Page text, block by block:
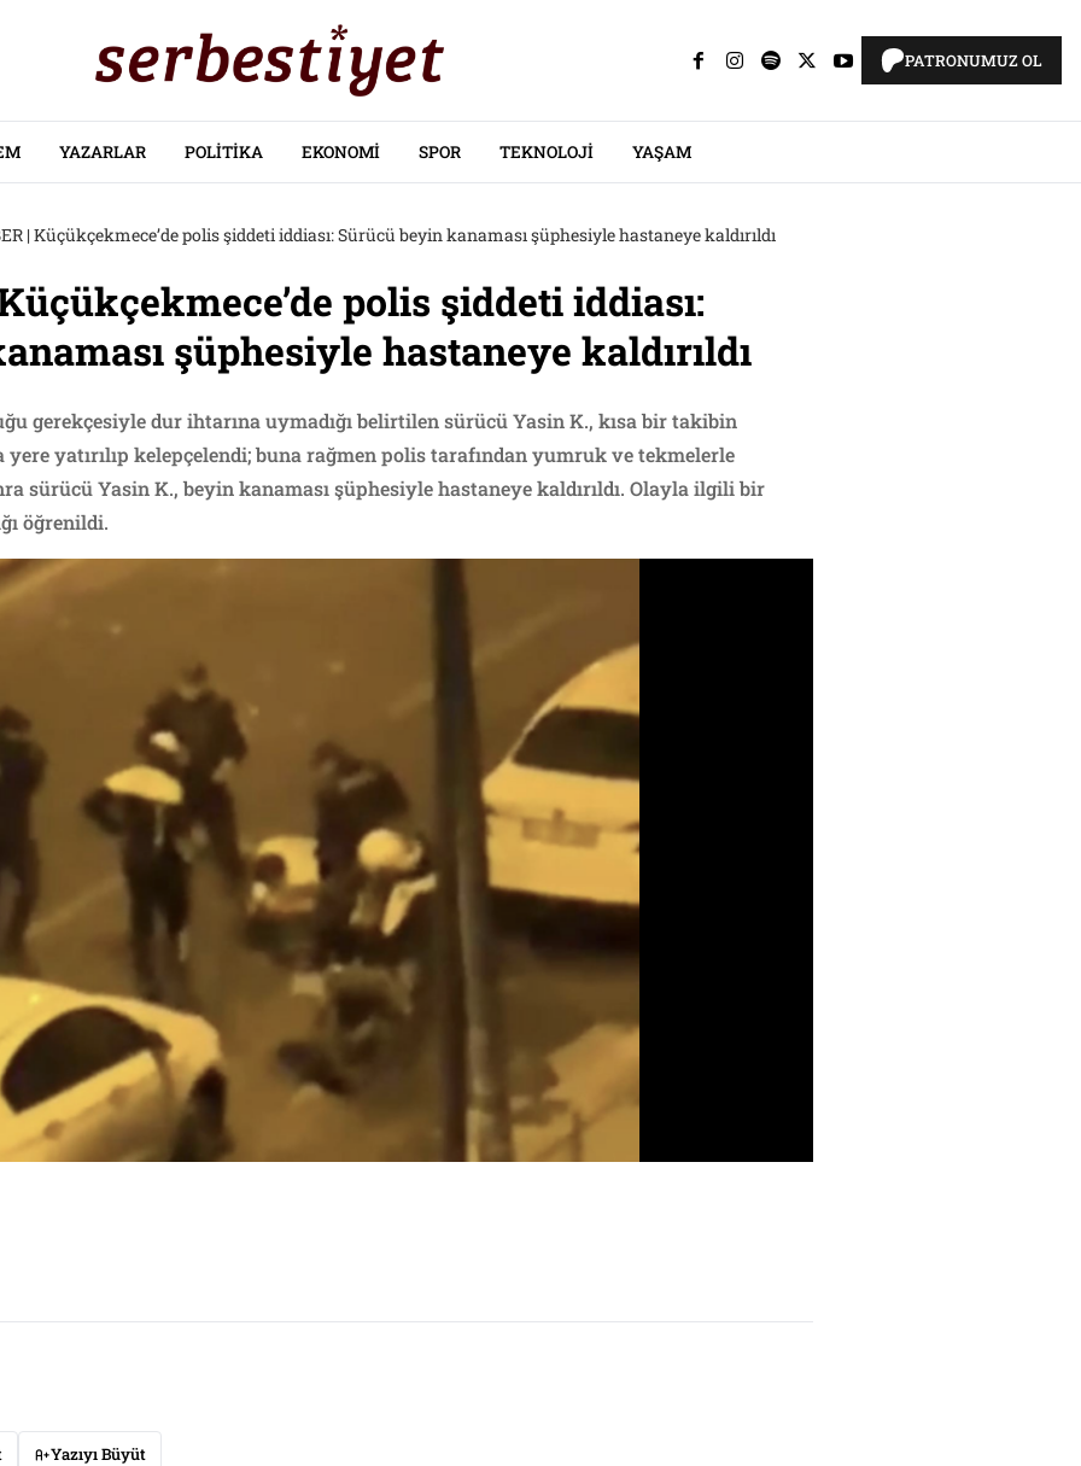
PATRONUMUZ OL
YAZARLAR POLITIKA EKONOMI SPOR TEKNOLOJI YAŞAM
| Küçükçekmece’de polis şiddeti iddiası: Sürücü beyin kanaması şüphesiyle hastaneye kaldırıldı
polis şiddeti iddiası:
şüphesiyle hastaneye kaldırıldı
gerekçesiyle dur ihtarına uymadığı belirtilen sürücü Yasin K., kısa bir takibin
yatırılıp kelepçelendi; buna rağmen polis tarafından yumruk ve tekmelerle
sürücü Yasin K., beyin kanaması şüphesiyle hastaneye kaldırıldı. Olayla ilgili bir
öğrenildi.
Yazıyı Büyüt